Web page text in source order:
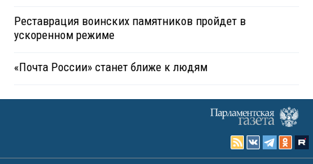
Реставрация воинских памятников пройдет в
ускоренном режиме
«Почта России» станет ближе к людям